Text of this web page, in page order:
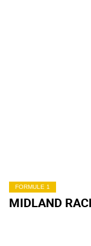
FORMULE 1
MIDLAND